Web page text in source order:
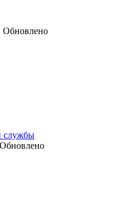
Обновлено
службы
Обновлено